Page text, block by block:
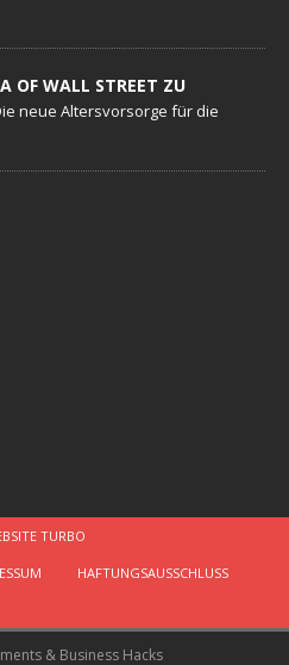
OF WALL STREET ZU
neue Altersvorsorge für die
TURBO
HAFTUNGSAUSSCHLUSS
& Business Hacks